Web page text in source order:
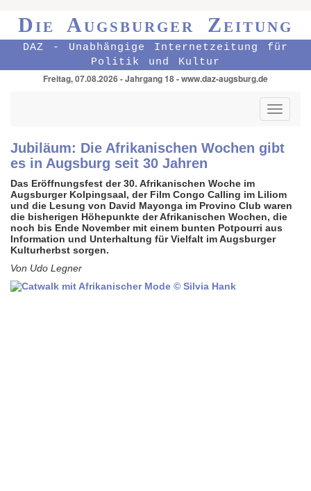
Die Augsburger Zeitung
DAZ - Unabhängige Internetzeitung für
Politik und Kultur
Freitag, 07.08.2026 - Jahrgang 18 - www.daz-augsburg.de
Toggle
Jubiläum: Die Afrikanischen Wochen gibt
es in Augsburg seit 30 Jahren
Das Eröffnungsfest der 30. Afrikanischen Woche im
Augsburger Kolpingsaal, der Film Congo Calling im Liliom
und die Lesung von David Mayonga im Provino Club waren
die bisherigen Höhepunkte der Afrikanischen Wochen, die
noch bis Ende November mit einem bunten Potpourri aus
Information und Unterhaltung für Vielfalt im Augsburger
Kulturherbst sorgen.
Von Udo Legner